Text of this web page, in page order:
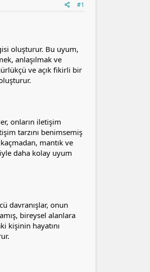
#1
oluşturur. Bu uyum,
anlaşılmak ve
ve açık fikirli bir
onların iletişim
tarzını benimsemiş
mantık ve
daha kolay uyum
davranışlar, onun
bireysel alanlara
kişinin hayatını